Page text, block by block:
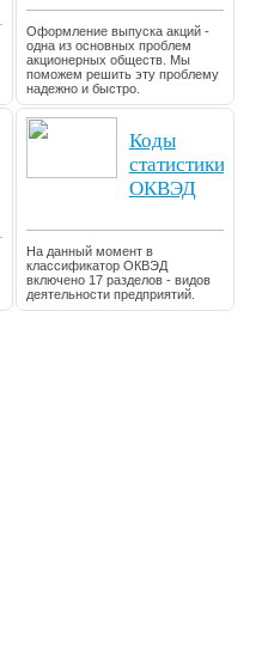
Оформление выпуска акций -
одна из основных проблем
акционерных обществ. Мы
поможем решить эту проблему
надежно и быстро.
Коды
статистики
ОКВЭД
На данный момент в
классификатор ОКВЭД
включено 17 разделов - видов
деятельности предприятий.